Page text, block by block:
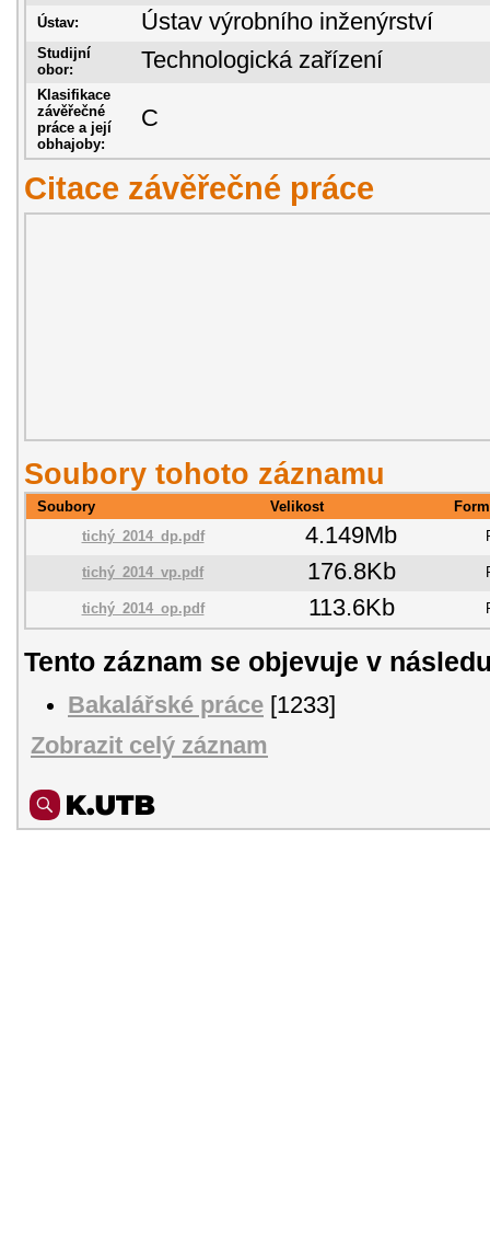
Ústav: Ústav výrobního inženýrství
Studijní
obor:
Technologická zařízení
Klasifikace
závěřečné
práce a její
obhajoby:
C
Citace závěřečné práce
Soubory tohoto záznamu
Soubory Velikost
tichý_2014_dp.pdf
4.149Mb
tichý_2014_vp.pdf 176.8Kb
tichý_2014_op.pdf 113.6Kb
Tento záznam se objevuje v
Bakalářské práce [1233]
Zobrazit celý záznam